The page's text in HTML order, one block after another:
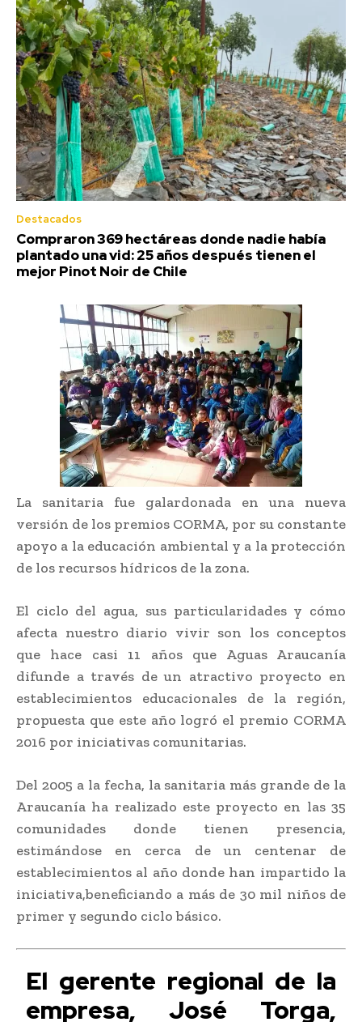
Destacados
Compraron 369 hectáreas donde nadie había
plantado una vid: 25 años después tienen el
mejor Pinot Noir de Chile
La sanitaria fue galardonada en una nueva
versión de los premios CORMA, por su constante
apoyo a la educación ambiental y a la protección
de los recursos hídricos de la zona.
El ciclo del agua, sus particularidades y cómo
afecta nuestro diario vivir son los conceptos
que hace casi 11 años que Aguas Araucanía
difunde a través de un atractivo proyecto en
establecimientos educacionales de la región,
propuesta que este año logró el premio CORMA
2016 por iniciativas comunitarias.
Del 2005 a la fecha, la sanitaria más grande de la
Araucanía ha realizado este proyecto en las 35
comunidades donde tienen presencia,
estimándose en cerca de un centenar de
establecimientos al año donde han impartido la
iniciativa,beneficiando a más de 30 mil niños de
primer y segundo ciclo básico.
El gerente regional de la
empresa, José Torga,